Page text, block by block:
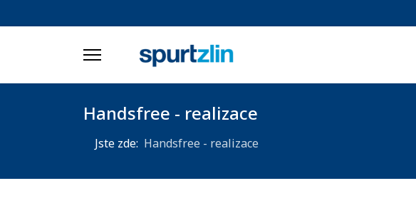
Handsfree - realizace
Jste zde: Handsfree - realizace